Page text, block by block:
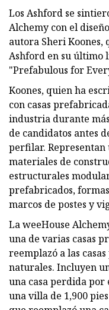
Los Ashford se
Alchemy con el
autora Sheri Koones,
Ashford en su último
"Prefabulous for
Koones, quien ha
con casas
industria durante
de candidatos antes
perfilar. Representan
materiales de
estructurales
prefabricados,
marcos de postes y
La weeHouse
una de varias casas
reemplazó a las
naturales. Incluyen
una casa perdida por
una villa de 1,900